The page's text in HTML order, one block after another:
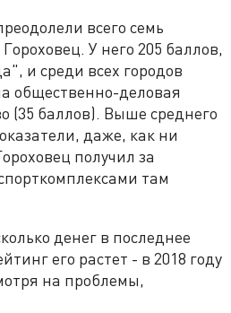
всего семь
У него 205 баллов,
и среди всех городов
общественно-деловая
(35 баллов). Выше среднего
даже, как ни
получил за
там
денег в последнее
его растет - в 2018 году
на проблемы,